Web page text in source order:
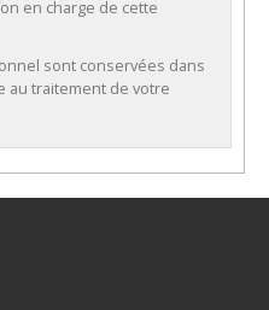
en charge de cette
sont conservées dans
au traitement de votre